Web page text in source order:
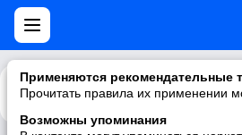
Применяются рекомендательные
Прочитать правила их применении
Возможны упоминания
Каталог Рекомендации